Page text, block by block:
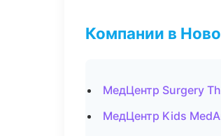
Компании в
МедЦентр Surgery
МедЦентр Kids